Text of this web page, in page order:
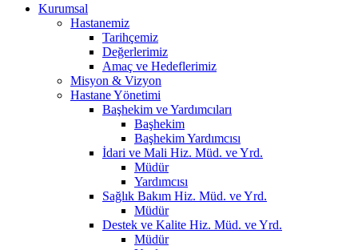
Kurumsal
Hastanemiz
Tarihçemiz
Değerlerimiz
Amaç ve Hedeflerimiz
Misyon & Vizyon
Hastane Yönetimi
Başhekim ve Yardımcıları
Başhekim
Başhekim Yardımcısı
İdari ve Mali Hiz. Müd. ve Yrd.
Müdür
Yardımcısı
Sağlık Bakım Hiz. Müd. ve Yrd.
Müdür
Destek ve Kalite Hiz. Müd. ve Yrd.
Müdür